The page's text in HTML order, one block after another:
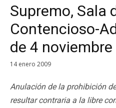
Supremo, Sala
Contencioso-
de 4
14 enero 2009
Anulación de la prohibición
resultar contraria a la libre